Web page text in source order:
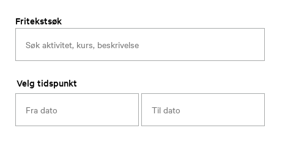
Fritekstsøk
Velg tidspunkt